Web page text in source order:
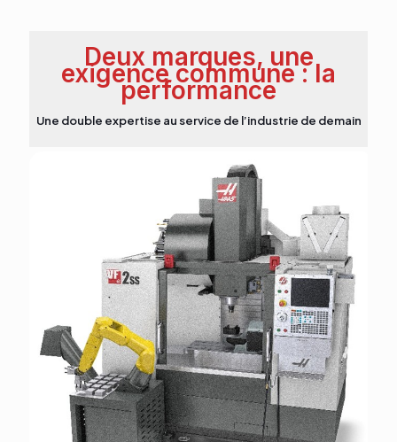
Deux marques, une
exigence commune : la
performance
Une double expertise au service de l’industrie de demain